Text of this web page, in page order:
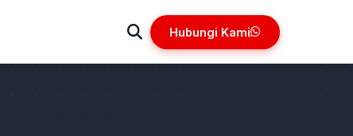
Hubungi Kami